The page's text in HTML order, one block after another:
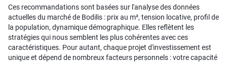
Ces recommandations sont basées sur l'analyse des données
actuelles du marché de Bodilis : prix au m², tension locative, profil de
la population, dynamique démographique. Elles reflètent les
stratégies qui nous semblent les plus cohérentes avec ces
caractéristiques. Pour autant, chaque projet d'investissement est
unique et dépend de nombreux facteurs personnels : votre capacité